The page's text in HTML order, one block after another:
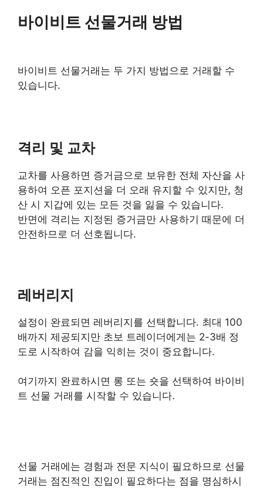
바이비트 선물거래 방법
바이비트 선물거래는 두 가지 방법으로 거래할 수
있습니다.
격리 및 교차
교차를 사용하면 증거금으로 보유한 전체 자산을 사
용하여 오픈 포지션을 더 오래 유지할 수 있지만, 청
산 시 지갑에 있는 모든 것을 잃을 수 있습니다.
반면에 격리는 지정된 증거금만 사용하기 때문에 더
안전하므로 더 선호됩니다.
레버리지
설정이 완료되면 레버리지를 선택합니다. 최대 100
배까지 제공되지만 초보 트레이더에게는 2-3배 정
도로 시작하여 감을 익히는 것이 중요합니다.
여기까지 완료하시면 롱 또는 숏을 선택하여 바이비
트 선물 거래를 시작할 수 있습니다.
선물 거래에는 경험과 전문 지식이 필요하므로 선물
거래는 점진적인 진입이 필요하다는 점을 명심하시